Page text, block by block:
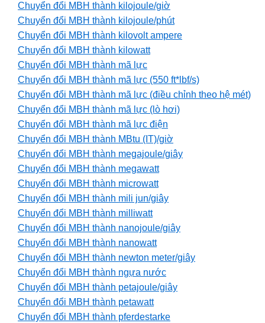
Chuyển đổi MBH thành kilojoule/giờ
Chuyển đổi MBH thành kilojoule/phút
Chuyển đổi MBH thành kilovolt ampere
Chuyển đổi MBH thành kilowatt
Chuyển đổi MBH thành mã lực
Chuyển đổi MBH thành mã lực (550 ft*lbf/s)
Chuyển đổi MBH thành mã lực (điều chỉnh theo hệ mét)
Chuyển đổi MBH thành mã lực (lò hơi)
Chuyển đổi MBH thành mã lực điện
Chuyển đổi MBH thành MBtu (IT)/giờ
Chuyển đổi MBH thành megajoule/giây
Chuyển đổi MBH thành megawatt
Chuyển đổi MBH thành microwatt
Chuyển đổi MBH thành mili jun/giây
Chuyển đổi MBH thành milliwatt
Chuyển đổi MBH thành nanojoule/giây
Chuyển đổi MBH thành nanowatt
Chuyển đổi MBH thành newton meter/giây
Chuyển đổi MBH thành ngựa nước
Chuyển đổi MBH thành petajoule/giây
Chuyển đổi MBH thành petawatt
Chuyển đổi MBH thành pferdestarke